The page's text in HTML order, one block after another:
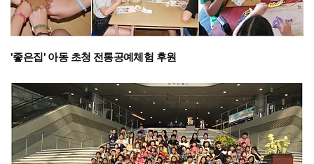
'좋은집' 아동 초청 전통공예체험 후원